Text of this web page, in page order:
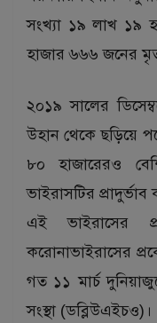
সংখ্যা ১৯ লাখ ১৯
হাজার ৬৬৬ জনের
২০১৯ সালের
উহান থেকে ছড়িয়ে
৮০ হাজারেরও
ভাইরাসটির
এই ভাইরাসের
করোনাভাইরাসের
গত ১১ মার্চ
সংস্থা (ডব্লিউএইচও)।